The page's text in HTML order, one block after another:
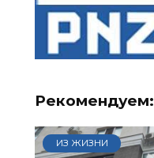
Рекомендуем:
ИЗ ЖИЗНИ